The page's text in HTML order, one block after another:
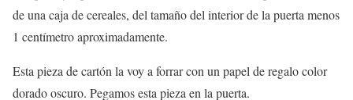
de una caja de cereales, del tamaño del interior de la puerta menos
1 centímetro aproximadamente.
Esta pieza de cartón la voy a forrar con un papel de regalo color
dorado oscuro. Pegamos esta pieza en la puerta.